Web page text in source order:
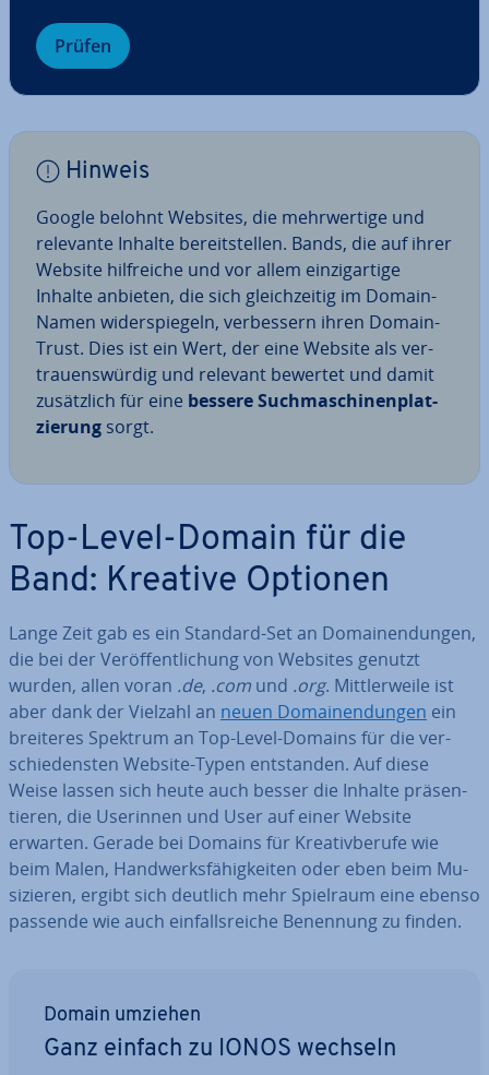
Prüfen
Hinweis
Google belohnt Websites, die mehr­wer­ti­ge und
relevante Inhalte be­reit­stel­len. Bands, die auf ihrer
Website hilf­rei­che und vor allem ein­zig­ar­ti­ge
Inhalte anbieten, die sich gleich­zei­tig im Domain-
Namen wi­der­spie­geln, ver­bes­sern ihren Domain-
Trust. Dies ist ein Wert, der eine Website als ver­
trau­ens­wür­dig und relevant bewertet und damit
zu­sätz­lich für eine bessere Such­ma­schi­nen­plat­
zie­rung sorgt.
Top-Level-Domain für die
Band: Kreative Optionen
Lange Zeit gab es ein Standard-Set an Do­main­endun­gen,
die bei der Ver­öf­fent­li­chung von Websites genutzt
wurden, allen voran .de, .com und .org. Mitt­ler­wei­le ist
aber dank der Vielzahl an neuen Do­main­endun­gen ein
breiteres Spektrum an Top-Level-Domains für die ver­
schie­dens­ten Website-Typen ent­stan­den. Auf diese
Weise lassen sich heute auch besser die Inhalte prä­sen­
tie­ren, die Userinnen und User auf einer Website
erwarten. Gerade bei Domains für Krea­tiv­be­ru­fe wie
beim Malen, Hand­werks­fä­hig­kei­ten oder eben beim Mu­
si­zie­ren, ergibt sich deutlich mehr Spielraum eine ebenso
passende wie auch ein­falls­rei­che Benennung zu finden.
Domain umziehen
Ganz einfach zu IONOS wechseln